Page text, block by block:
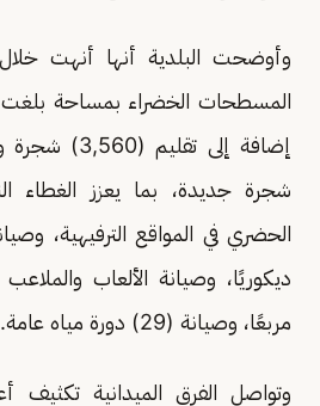
وأوضحت البلدية أنها أنهت خلال
شجرة جديدة، بما يعزز الغطاء
مربعًا، وصيانة (29) دورة مياه عامة.
وتواصل الفرق الميدانية تكثيف